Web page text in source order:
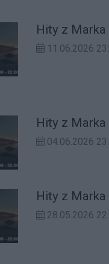
Hity z
11.06.2026
Hity z
04.06.2026
Hity z
28.05.2026